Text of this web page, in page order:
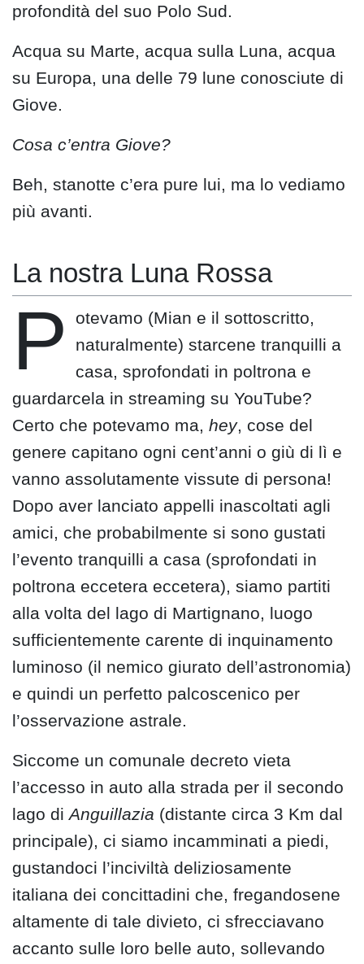
profondità del suo Polo Sud.
Acqua su Marte, acqua sulla Luna, acqua
su Europa, una delle 79 lune conosciute di
Giove.
Cosa c’entra Giove?
Beh, stanotte c’era pure lui, ma lo vediamo
più avanti.
La nostra Luna Rossa
P
otevamo (Mian e il sottoscritto,
naturalmente) starcene tranquilli a
casa, sprofondati in poltrona e
guardarcela in streaming su YouTube?
Certo che potevamo ma, hey, cose del
genere capitano ogni cent’anni o giù di lì e
vanno assolutamente vissute di persona!
Dopo aver lanciato appelli inascoltati agli
amici, che probabilmente si sono gustati
l’evento tranquilli a casa (sprofondati in
poltrona eccetera eccetera), siamo partiti
alla volta del lago di Martignano, luogo
sufficientemente carente di inquinamento
luminoso (il nemico giurato dell’astronomia)
e quindi un perfetto palcoscenico per
l’osservazione astrale.
Siccome un comunale decreto vieta
l’accesso in auto alla strada per il secondo
lago diAnguillazia (distante circa 3 Km dal
principale), ci siamo incamminati a piedi,
gustandoci l’inciviltà deliziosamente
italiana dei concittadini che, fregandosene
altamente di tale divieto, ci sfrecciavano
accanto sulle loro belle auto, sollevando